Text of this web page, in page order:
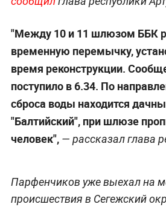
"Между 10 и 11 шлюзом ББК
временную перемычку,
время реконструкции.
поступило в 6.34. По
сброса воды находится
"Балтийский", при шлюзе
человек", — рассказал глава
Парфенчиков уже выехал на
происшествия в Сегежский